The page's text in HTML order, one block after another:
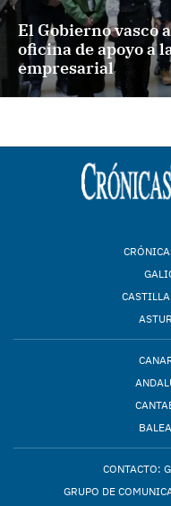
El Gobierno vasco
oficina de apoyo a
empresarial
CONTACTO:
GRUPO DE